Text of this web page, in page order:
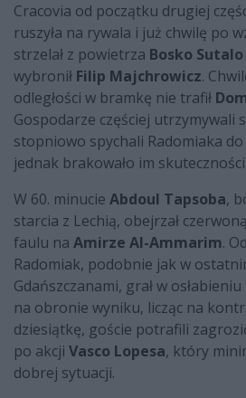
Cracovia od początku drugiej
ruszyła na rywala i już chwilę po
strzelał z powietrza Bosko Sutalo
wybronił Filip Majchrowicz.
odległości w bramkę nie trafił
Gospodarze częściej utrzymywali
stopniowo spychali Radomiaka
jednak brakowało im
W 60. minucie Abdoul Tapsoba,
starcia z Lechią, obejrzał
faulu na Amirze Al-Ammarim.
Radomiak, podobnie jak w
Gdańszczanami, grał w
na obronie wyniku, licząc na
dziesiątkę, goście potrafili
po akcji Vasco Lopesa, który
dobrej sytuacji.